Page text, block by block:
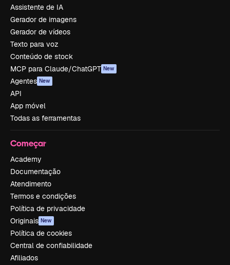
Assistente de IA
Gerador de imagens
Gerador de vídeos
Texto para voz
Conteúdo de stock
MCP para Claude/ChatGPT New
Agentes New
API
App móvel
Todas as ferramentas
Começar
Academy
Documentação
Atendimento
Termos e condições
Política de privacidade
Originais New
Política de cookies
Central de confiabilidade
Afiliados